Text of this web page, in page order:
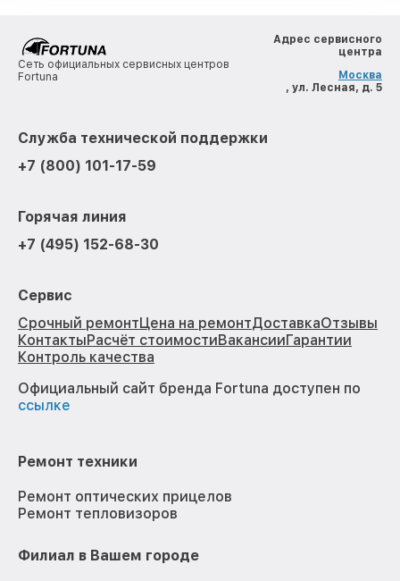
Сеть официальных сервисных центров
Fortuna
Адрес сервисного
центра
Москва
, ул. Лесная, д. 5
Служба технической поддержки
+7 (800) 101-17-59
Горячая линия
+7 (495) 152-68-30
Сервис
Срочный ремонтЦена на ремонтДоставкаОтзывы
КонтактыРасчёт стоимостиВакансииГарантии
Контроль качества
Официальный сайт бренда Fortuna доступен по
ссылке
Ремонт техники
Ремонт оптических прицелов
Ремонт тепловизоров
Филиал в Вашем городе